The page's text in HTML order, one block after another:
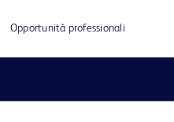
Opportunità professionali